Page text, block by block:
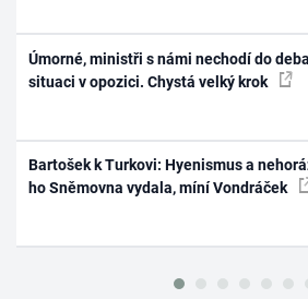
Úmorné, ministři s námi nechodí do
situaci v opozici. Chystá velký krok
Bartošek k Turkovi: Hyenismus a
ho Sněmovna vydala, míní Vondráček